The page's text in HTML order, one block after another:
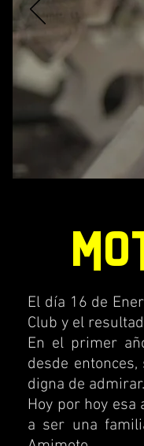
El día 16 de
Club y el
En el primer
desde
digna de admirar.
Hoy por hoy
a ser una